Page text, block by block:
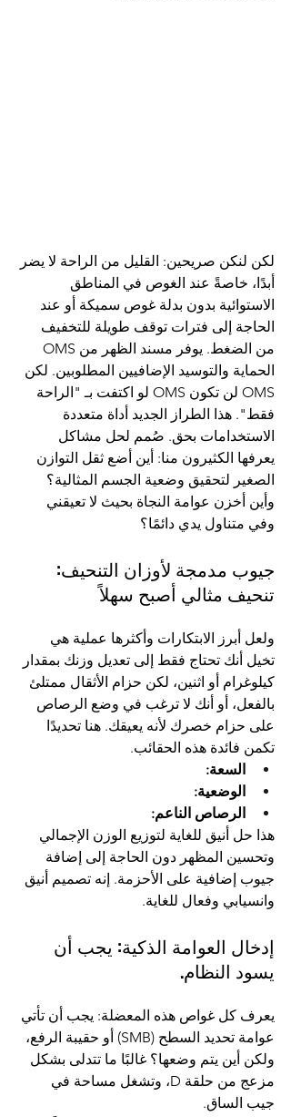
لكن لنكن صريحين: القليل من الراحة لا يضر
أبدًا، خاصةً عند الغوص في المناطق
الاستوائية بدون بدلة غوص سميكة أو عند
الحاجة إلى فترات توقف طويلة للتخفيف
الحماية والتوسيد الإضافيين المطلوبين. لكن
OMS لن تكون OMS لو اكتفت بـ "الراحة
فقط". هذا الطراز الجديد أداة متعددة
الاستخدامات بحق. صُمم لحل مشاكل
يعرفها الكثيرون منا: أين أضع ثقل التوازن
الصغير لتحقيق وضعية الجسم المثالية؟
وأين أخزن عوامة النجاة بحيث لا تعيقني
وفي متناول يدي دائمًا؟
جيوب مدمجة لأوزان التنحيف:
تنحيف مثالي أصبح سهلاً
ولعل أبرز الابتكارات وأكثرها عملية هي
تخيل أنك تحتاج فقط إلى تعديل وزنك بمقدار
كيلوغرام أو اثنين، لكن حزام الأثقال ممتلئ
بالفعل، أو أنك لا ترغب في وضع الرصاص
على حزام خصرك لأنه يعيقك. هنا تحديدًا
تكمن فائدة هذه الحقائب.
السعة:
الوضعية:
الرصاص الناعم:
هذا حل أنيق للغاية لتوزيع الوزن الإجمالي
وتحسين المظهر دون الحاجة إلى إضافة
جيوب إضافية على الأحزمة. إنه تصميم أنيق
وانسيابي وفعال للغاية.
إدخال العوامة الذكية: يجب أن
يسود النظام.
يعرف كل غواص هذه المعضلة: يجب أن تأتي
عوامة تحديد السطح (SMB) أو حقيبة الرفع،
ولكن أين يتم وضعها؟ غالبًا ما تتدلى بشكل
مزعج من حلقة D، وتشغل مساحة في
جيب الساق.